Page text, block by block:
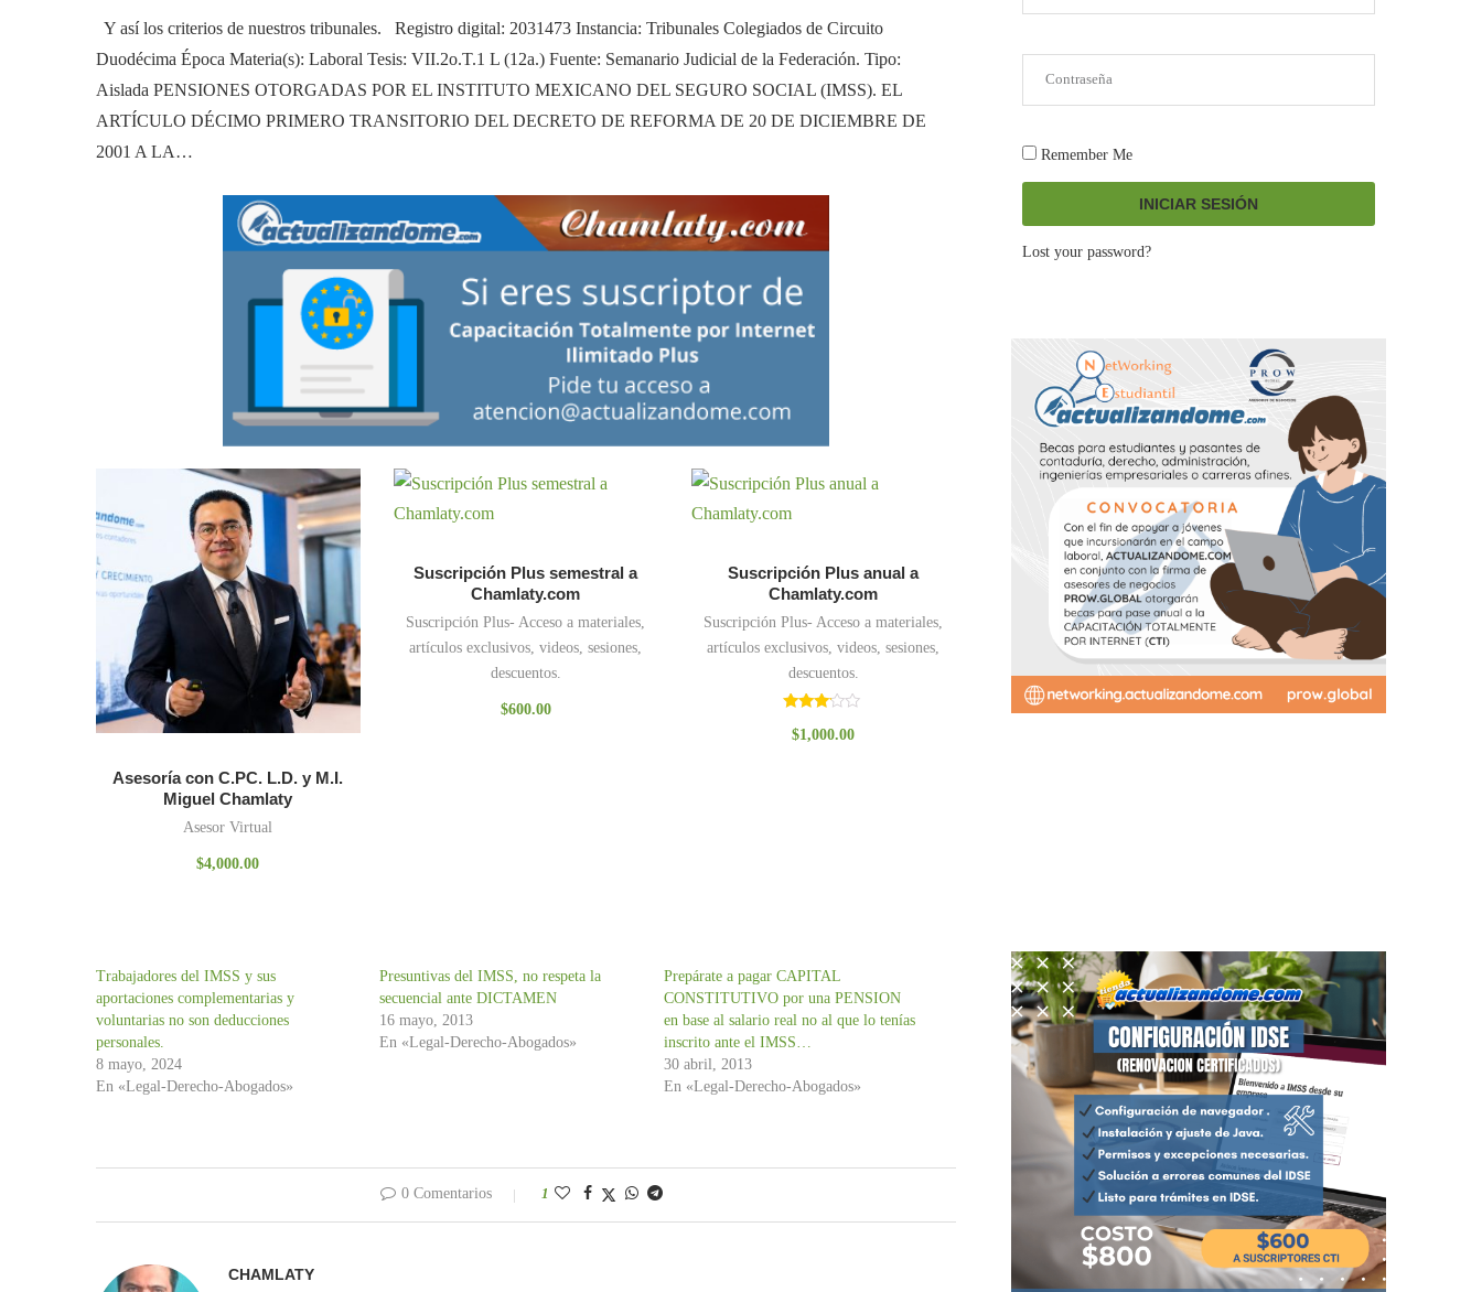
Y así los criterios de nuestros tribunales. Registro digital: 2031473 Instancia: Tribunales Colegiados de Circuito
Duodécima Época Materia(s): Laboral Tesis: VII.2o.T.1 L (12a.) Fuente: Semanario Judicial de la Federación. Tipo:
Aislada PENSIONES OTORGADAS POR EL INSTITUTO MEXICANO DEL SEGURO SOCIAL (IMSS). EL
ARTÍCULO DÉCIMO PRIMERO TRANSITORIO DEL DECRETO DE REFORMA DE 20 DE DICIEMBRE DE
2001 A LA…
Asesoría con C.PC. L.D. y M.I.
Miguel Chamlaty
Asesor Virtual
$4,000.00
Suscripción Plus semestral a
Chamlaty.com
Suscripción Plus- Acceso a materiales,
artículos exclusivos, videos, sesiones,
descuentos.
$600.00
Suscripción Plus anual a
Chamlaty.com
Suscripción Plus- Acceso a materiales,
artículos exclusivos, videos, sesiones,
descuentos.
con
$1,000.00
Trabajadores del IMSS y sus
aportaciones complementarias y
voluntarias no son deducciones
personales.
8 mayo, 2024
En «Legal-Derecho-Abogados»
Presuntivas del IMSS, no respeta la
secuencial ante DICTAMEN
16 mayo, 2013
En «Legal-Derecho-Abogados»
Prepárate a pagar CAPITAL
CONSTITUTIVO por una PENSION
en base al salario real no al que lo tenías
inscrito ante el IMSS…
30 abril, 2013
En «Legal-Derecho-Abogados»
0 Comentarios 1
CHAMLATY
Remember Me
INICIAR SESIÓN
Lost your password?